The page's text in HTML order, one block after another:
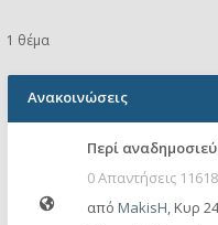
1 θέμα
Ανακοινώσεις
Περί
0 Απαντήσεις
από MakisH, Κυρ